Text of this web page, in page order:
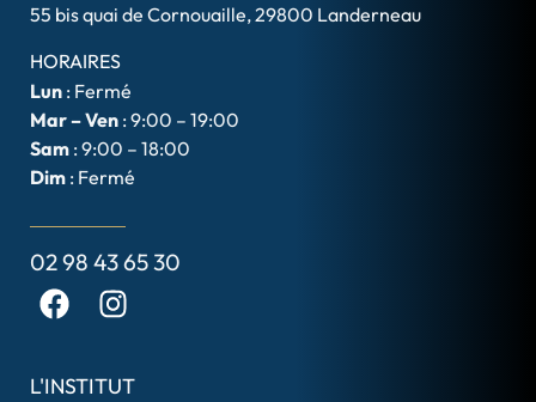
55 bis quai de Cornouaille, 29800 Landerneau
HORAIRES
Lun : Fermé
Mar – Ven : 9:00 – 19:00
Sam : 9:00 – 18:00
Dim : Fermé
02 98 43 65 30
L'INSTITUT